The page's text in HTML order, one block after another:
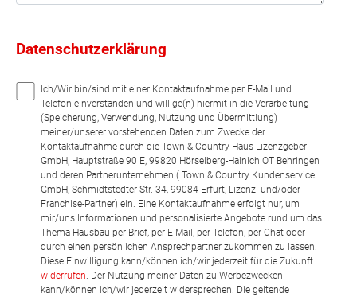
Datenschutzerklärung
Ich/Wir bin/sind mit einer Kontaktaufnahme per E-Mail und
Telefon einverstanden und willige(n) hiermit in die Verarbeitung
(Speicherung, Verwendung, Nutzung und Übermittlung)
meiner/unserer vorstehenden Daten zum Zwecke der
Kontaktaufnahme durch die Town & Country Haus Lizenzgeber
GmbH, Hauptstraße 90 E, 99820 Hörselberg-Hainich OT Behringen
und deren Partnerunternehmen ( Town & Country Kundenservice
GmbH, Schmidtstedter Str. 34, 99084 Erfurt, Lizenz- und/oder
Franchise-Partner) ein. Eine Kontaktaufnahme erfolgt nur, um
mir/uns Informationen und personalisierte Angebote rund um das
Thema Hausbau per Brief, per E-Mail, per Telefon, per Chat oder
durch einen persönlichen Ansprechpartner zukommen zu lassen.
Diese Einwilligung kann/können ich/wir jederzeit für die Zukunft
widerrufen. Der Nutzung meiner Daten zu Werbezwecken
kann/können ich/wir jederzeit widersprechen. Die geltende